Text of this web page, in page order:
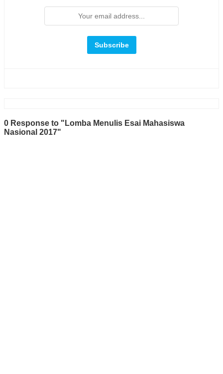
0 Response to "Lomba Menulis Esai Mahasiswa
Nasional 2017"